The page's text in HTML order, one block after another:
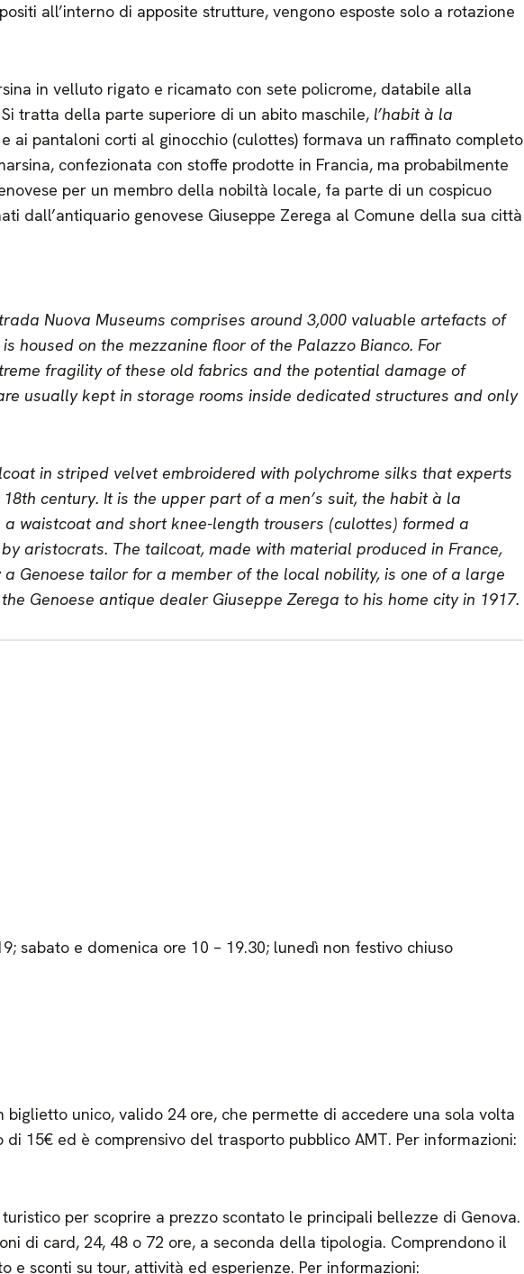
all’interno di apposite strutture, vengono esposte solo a rotazione
in velluto rigato e ricamato con sete policrome, databile alla
tratta della parte superiore di un abito maschile, l’habit à la
ai pantaloni corti al ginocchio (culottes) formava un raffinato completo
confezionata con stoffe prodotte in Francia, ma probabilmente
per un membro della nobiltà locale, fa parte di un cospicuo
dall’antiquario genovese Giuseppe Zerega al Comune della sua città
Nuova Museums comprises around 3,000 valuable artefacts of
housed on the mezzanine floor of the Palazzo Bianco. For
fragility of these old fabrics and the potential damage of
usually kept in storage rooms inside dedicated structures and only
in striped velvet embroidered with polychrome silks that experts
century. It is the upper part of a men’s suit, the habit à la
waistcoat and short knee-length trousers (culottes) formed a
aristocrats. The tailcoat, made with material produced in France,
Genoese tailor for a member of the local nobility, is one of a large
Genoese antique dealer Giuseppe Zerega to his home city in 1917.
sabato e domenica ore 10 – 19.30; lunedì non festivo chiuso
biglietto unico, valido 24 ore, che permette di accedere una sola volta
15€ ed è comprensivo del trasporto pubblico AMT. Per informazioni:
per scoprire a prezzo scontato le principali bellezze di Genova.
di card, 24, 48 o 72 ore, a seconda della tipologia. Comprendono il
e sconti su tour, attività ed esperienze. Per informazioni: